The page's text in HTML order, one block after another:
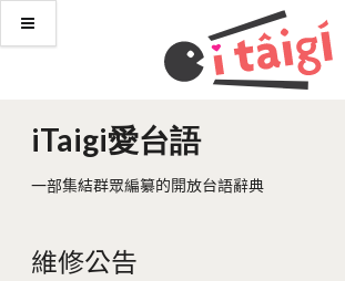
iTaigi愛台語
一部集結群眾編纂的開放台語辭典
維修公告